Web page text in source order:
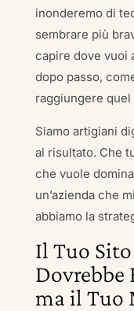
inonderemo di
sembrare più
capire dove vuoi
dopo passo,
raggiungere quel
Siamo artigiani
al risultato. Che
che vuole
un’azienda che
abbiamo la
Il Tuo
Dovrebbe
ma il Tuo